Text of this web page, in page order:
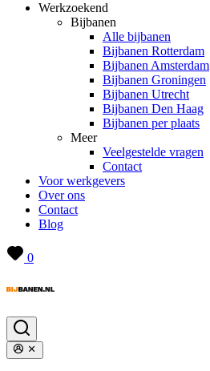
Werkzoekend
Bijbanen
Alle bijbanen
Bijbanen Rotterdam
Bijbanen Amsterdam
Bijbanen Groningen
Bijbanen Utrecht
Bijbanen Den Haag
Bijbanen per plaats
Meer
Veelgestelde vragen
Contact
Voor werkgevers
Over ons
Contact
Blog
0